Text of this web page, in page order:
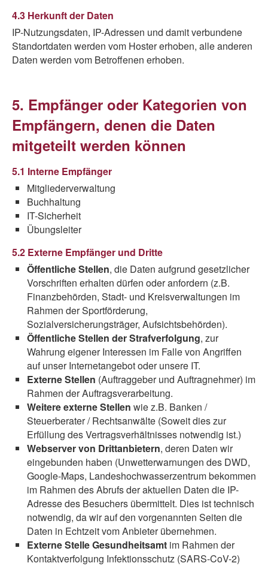
4.3 Herkunft der Daten
IP-Nutzungsdaten, IP-Adressen und damit verbundene
Standortdaten werden vom Hoster erhoben, alle anderen
Daten werden vom Betroffenen erhoben.
5. Empfänger oder Kategorien von
Empfängern, denen die Daten
mitgeteilt werden können
5.1 Interne Empfänger
Mitgliederverwaltung
Buchhaltung
IT-Sicherheit
Übungsleiter
5.2 Externe Empfänger und Dritte
Öffentliche Stellen, die Daten aufgrund gesetzlicher
Vorschriften erhalten dürfen oder anfordern (z.B.
Finanzbehörden, Stadt- und Kreisverwaltungen im
Rahmen der Sportförderung,
Sozialversicherungsträger, Aufsichtsbehörden).
Öffentliche Stellen der Strafverfolgung, zur
Wahrung eigener Interessen im Falle von Angriffen
auf unser Internetangebot oder unsere IT.
Externe Stellen (Auftraggeber und Auftragnehmer) im
Rahmen der Auftragsverarbeitung.
Weitere externe Stellen wie z.B. Banken /
Steuerberater / Rechtsanwälte (Soweit dies zur
Erfüllung des Vertragsverhältnisses notwendig ist.)
Webserver von Drittanbietern, deren Daten wir
eingebunden haben (Unwetterwarnungen des DWD,
Google-Maps, Landeshochwasserzentrum bekommen
im Rahmen des Abrufs der aktuellen Daten die IP-
Adresse des Besuchers übermittelt. Dies ist technisch
notwendig, da wir auf den vorgenannten Seiten die
Daten in Echtzeit vom Anbieter übernehmen.
Externe Stelle Gesundheitsamt im Rahmen der
Kontaktverfolgung Infektionsschutz (SARS-CoV-2)